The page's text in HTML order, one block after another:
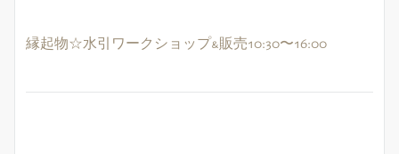
縁起物☆水引ワークショップ&販売10:30〜16:00